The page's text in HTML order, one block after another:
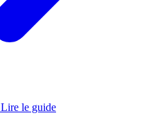
Lire le guide